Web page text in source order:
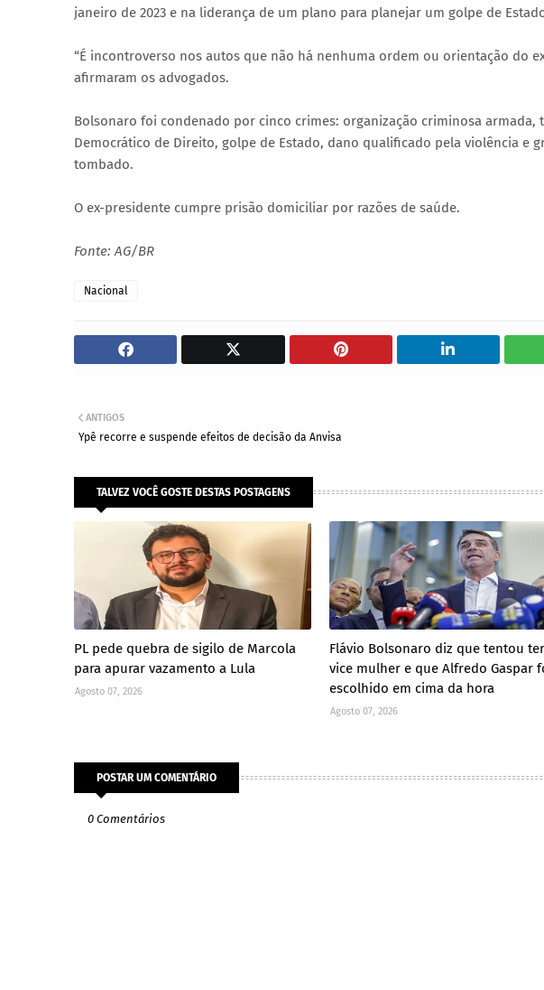
janeiro de 2023 e na liderança de um plano para planejar um golpe de
“É incontroverso nos autos que não há nenhuma ordem ou orientação do
afirmaram os advogados.
Bolsonaro foi condenado por cinco crimes: organização criminosa armada,
Democrático de Direito, golpe de Estado, dano qualificado pela violência e
tombado.
O ex-presidente cumpre prisão domiciliar por razões de saúde.
Fonte: AG/BR
Nacional
ANTIGOS
Ypê recorre e suspende efeitos de decisão da Anvisa
TALVEZ VOCÊ GOSTE DESTAS POSTAGENS
PL pede quebra de sigilo de Marcola
para apurar vazamento a Lula
Agosto 07, 2026
Flávio Bolsonaro diz que tentou ter
vice mulher e que Alfredo Gaspar
escolhido em cima da hora
Agosto 07, 2026
POSTAR UM COMENTÁRIO
0 Comentários